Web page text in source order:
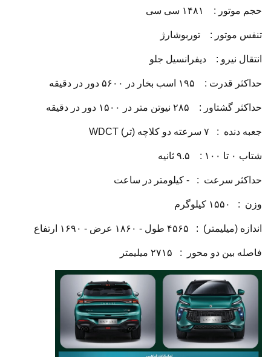
حجم موتور : ۱۴۸۱ سی سی
تنفس موتور : توربوشارژ
انتقال نیرو : دیفرانسیل جلو
حداکثر قدرت : ۱۹۵ اسب بخار در ۵۶۰۰ دور در دقیقه
حداکثر گشتاور : ۲۸۵ نیوتن متر در ۱۵۰۰ دور در دقیقه
جعبه دنده : ۷ سرعته دو کلاچه (تر) WDCT
شتاب ۰ تا ۱۰۰ : ۹.۵ ثانیه
حداکثر سرعت : - کیلومتر در ساعت
وزن : ۱۵۵۰ کیلوگرم
اندازه (میلیمتر) : ۴۵۶۵ طول - ۱۸۶۰ عرض - ۱۶۹۰ ارتفاع
فاصله بین دو محور : ۲۷۱۵ میلیمتر